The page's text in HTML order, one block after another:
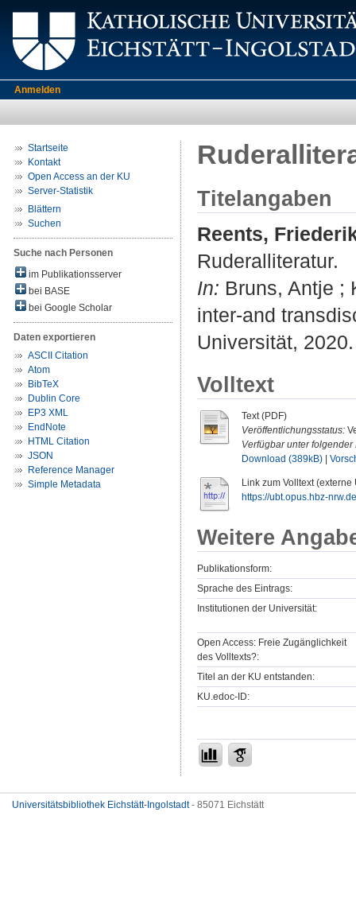
Anmelden
Startseite
Kontakt
Open Access an der KU
Server-Statistik
Blättern
Suchen
Suche nach Personen
im Publikationsserver
bei BASE
bei Google Scholar
Daten exportieren
ASCII Citation
Atom
BibTeX
Dublin Core
EP3 XML
EndNote
HTML Citation
JSON
Reference Manager
Simple Metadata
Titelangaben
Reents,
Ruderalliteratur.
In: Bruns, Antje ;
inter-and
Universität,
Volltext
Text (PDF)
Veröffentlichungsstatus:
Verfügbar unter folgender
Download (389kB)
Link zum Volltext (externe
https://ubt.opus.hbz-
Weitere
Publikationsform:
Sprache des Eintrags:
Institutionen der Universität:
Open Access: Freie Zugänglichkeit
des Volltexts?:
Titel an der KU entstanden:
KU.edoc-ID:
Universitätsbibliothek Eichstätt-Ingolstadt- 85071 Eichstätt